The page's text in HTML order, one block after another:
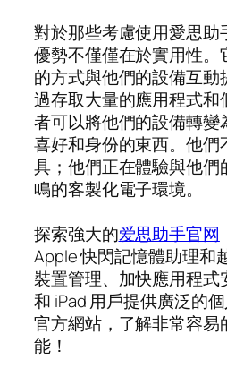
對於那些考慮使用愛思助
優勢不僅僅在於實用性。
的方式與他們的設備互動
過存取大量的應用程式和
者可以將他們的設備轉變
喜好和身份的東西。他們
具；他們正在體驗與他們
鳴的客製化電子環境。
探索強大的爱思助手官网
Apple 快閃記憶體助理和
裝置管理、加快應用程式
和 iPad 用戶提供廣泛的
官方網站，了解非常容易
能！